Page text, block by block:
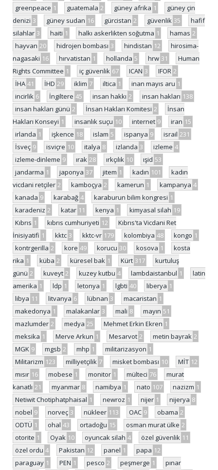
greenpeace 1 guatemala 2 güney afrika 1
güney çin
denizi 3 güney sudan 16 gürcistan 2 güvenlik 35
hafif
silahlar 3 haiti 1 halkı askerlikten soğutma 1 hamas 2
hayvan 20 hidrojen bombası 3 hindistan 12
hirosima-
nagasaki 16 hırvatistan 1 hollanda 5 hrw 31
Human
Rights Committee 1 iç güvenlik 67 ICAN 3 IFOR 2
İHA 41 İHD 29 iklim 7 iltica 1 inan mayıs aru 1
incirlik 6 İngiltere 45 insan hakkı 2 insan hakları 138
insan hakları günü 2 İnsan Hakları Komitesi 2
İnsan
Hakları Konseyi 1 insanlık suçu 10 internet 9 iran 15
irlanda 1 işkence 18 islam 5 ispanya 9 israil 231
İsveç 9 isviçre 10 italya 8 izlanda 3 izleme 4
izleme-dinleme 9 ırak 28 ırkçılık 10 ışid 53
jandarma 1 japonya 37 jitem 1 kadın 101
kadın
vicdani retçiler 2 kamboçya 2 kamerun 1 kampanya 4
kanada 9 karabağ 4 karaburun bilim kongresi 1
karadeniz 2 katar 11 kenya 1 kimyasal silah 19
Kıbrıs 1 kıbrıs cumhuriyeti 12
Kıbrıs'ta Vicdani Ret
İnisiyatifi 1 kktc 3 kktc-vr 179 kolombiya 48 kongo 1
kontrgerilla 2 kore 49 korucu 30 kosova 1
kosta
rika 1 küba 2 küresel bak 1 Kürt 317
kurtuluş
günü 2 kuveyt 2 kuzey kutbu 4 lambdaistanbul 1
latin
amerika 1 ldp 1 letonya 1 lgbti 40 liberya 1
libya 11 litvanya 6 lübnan 3 macaristan 1
makedonya 1 malakanlar 3 mali 8 mayın 51
mazlumder 2 medya 25 Mehmet Erkin Ekren 1
meksika 1 Merve Arkun 1 Mesarvot 2 metin bayrak 2
MGK 9 mgsb 2 mhp 1 militarizasyon 1
Militarizm 123 milliyetçilik 7 misket bombası 10 MİT 12
mısır 16 mobese 1 monitor 1 mülteci 76
murat
kanatlı 21 myanmar 8 namibya 1 nato 107 nazizm 1
Netiwit Chotiphatphaisal 1 newroz 1 nijer 1 nijerya 8
nobel 9 norveç 3 nükleer 113 OAC 9 obama 2
ODTÜ 1 ohal 43 ortadoğu 15 osman murat ülke 2
otorite 1 Oyak 10 oyuncak silah 4 özel güvenlik 11
özel ordu 4 Pakistan 12 panel 1 papa 12
paraguay 1 PEN 1 pesco 2 peşmerge 1
pınar